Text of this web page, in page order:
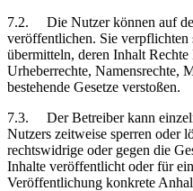
7.2.
Die Nutzer können auf
veröffentlichen. Sie verpflichten
übermitteln, deren Inhalt
Urheberrechte, Namensrechte,
bestehende Gesetze verstoßen.
7.3.
Der Betreiber kann
Nutzers zeitweise sperren oder
rechtswidrige oder gegen die
Inhalte veröffentlicht oder für
Veröffentlichung konkrete